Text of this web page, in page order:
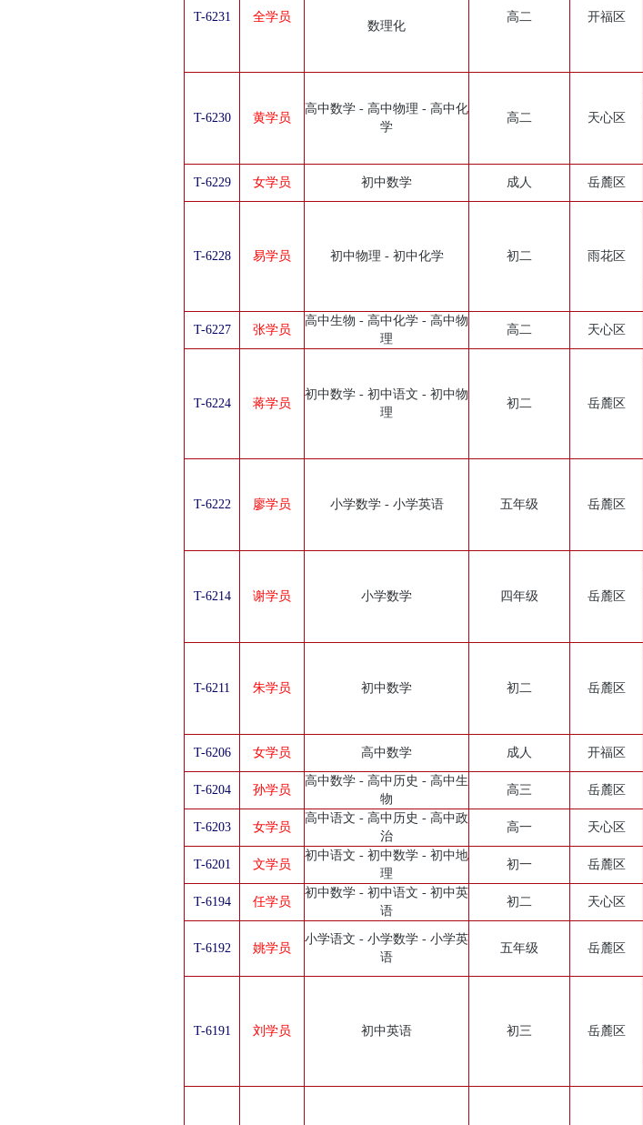
T-6231 全学员
数理化
高二 开福区
T-6230 黄学员
高中数学 - 高中物理 - 高中化
学
高二 天心区
T-6229 女学员 初中数学 成人 岳麓区
T-6228 易学员 初中物理 - 初中化学 初二 雨花区
T-6227 张学员
高中生物 - 高中化学 - 高中物
理
高二 天心区
T-6224 蒋学员
初中数学 - 初中语文 - 初中物
理
初二 岳麓区
T-6222 廖学员 小学数学 - 小学英语 五年级 岳麓区
T-6214 谢学员 小学数学 四年级 岳麓区
T-6211 朱学员 初中数学 初二 岳麓区
T-6206 女学员 高中数学 成人 开福区
T-6204 孙学员
高中数学 - 高中历史 - 高中生
物
高三 岳麓区
T-6203 女学员
高中语文 - 高中历史 - 高中政
治
高一 天心区
T-6201 文学员
初中语文 - 初中数学 - 初中地
理
初一 岳麓区
T-6194 任学员
初中数学 - 初中语文 - 初中英
语
初二 天心区
T-6192 姚学员
小学语文 - 小学数学 - 小学英
语
五年级 岳麓区
T-6191 刘学员 初中英语 初三 岳麓区